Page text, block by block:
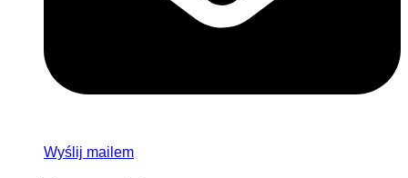
Wyślij mailem